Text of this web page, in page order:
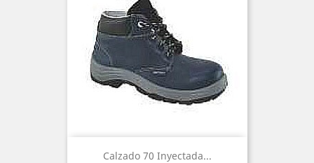
Calzado 70 Inyectada...